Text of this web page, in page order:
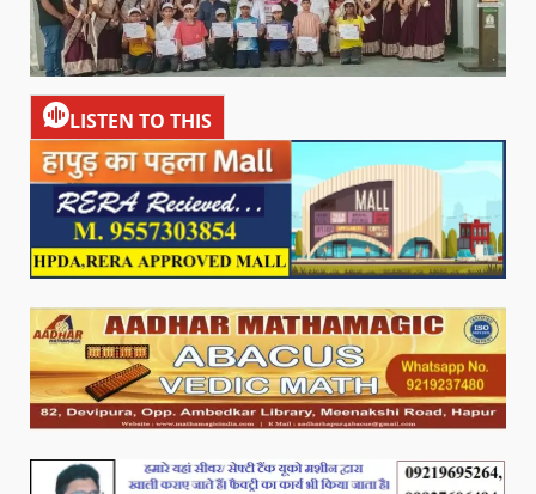
LISTEN TO THIS